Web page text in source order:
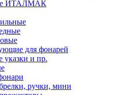
ИТАЛМАК
для фонарей
указки и пр.
ручки, мини